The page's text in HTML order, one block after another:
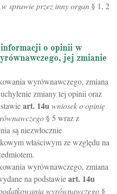
sprawie przez inny organ § 1, 2
o opinii w
jej zmianie
wyrównawczego, zmiana
zmiany tej opinii oraz
art. 14uwniosek o opinię
§ 5 wraz z
są niezwłocznie
właściwym ze względu na
wyrównawczego, zmiana
na podstawieart. 14u
wyrównawczego §